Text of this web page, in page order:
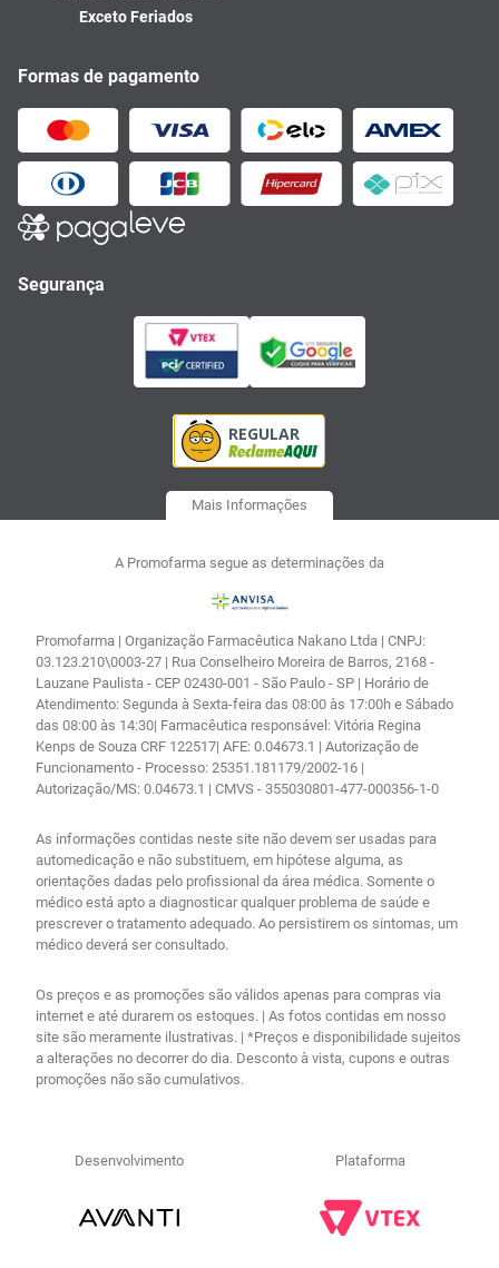
Exceto Feriados
Formas de pagamento
Segurança
Mais Informações
A Promofarma segue as determinações da
Promofarma | Organização Farmacêutica Nakano Ltda | CNPJ:
03.123.210\0003-27 | Rua Conselheiro Moreira de Barros, 2168 -
Lauzane Paulista - CEP 02430-001 - São Paulo - SP | Horário de
Atendimento: Segunda à Sexta-feira das 08:00 às 17:00h e Sábado
das 08:00 às 14:30| Farmacêutica responsável: Vitória Regina
Kenps de Souza CRF 122517| AFE: 0.04673.1 | Autorização de
Funcionamento - Processo: 25351.181179/2002-16 |
Autorização/MS: 0.04673.1 | CMVS - 355030801-477-000356-1-0
As informações contidas neste site não devem ser usadas para
automedicação e não substituem, em hipótese alguma, as
orientações dadas pelo profissional da área médica. Somente o
médico está apto a diagnosticar qualquer problema de saúde e
prescrever o tratamento adequado. Ao persistirem os sintomas, um
médico deverá ser consultado.
Os preços e as promoções são válidos apenas para compras via
internet e até durarem os estoques. | As fotos contidas em nosso
site são meramente ilustrativas. | *Preços e disponibilidade sujeitos
a alterações no decorrer do dia. Desconto à vista, cupons e outras
promoções não são cumulativos.
Desenvolvimento Plataforma